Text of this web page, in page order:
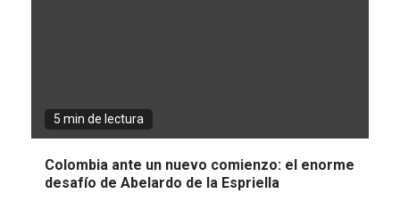
5 min de lectura
Colombia ante un nuevo comienzo: el enorme
desafío de Abelardo de la Espriella